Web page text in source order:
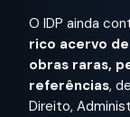
O IDP ainda
rico acervo
obras raras,
referências,
Direito,